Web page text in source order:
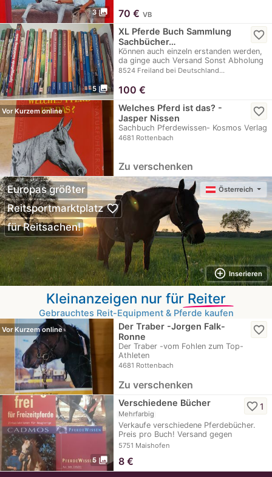
3 photo_library 70 € VB
5 photo_library
XL Pferde Buch Sammlung
Sachbücher…
Können auch einzeln erstanden werden,
da ginge auch Versand Sonst Abholung
8524 Freiland bei Deutschland…
favorite_border
100 €
Vor Kurzem online
Welches Pferd ist das? -
Jasper Nissen
Sachbuch Pferdewissen- Kosmos Verlag
4681 Rottenbach
favorite_border
Zu verschenken
Österreich
Europas größter
Reitsportmarktplatz favorite_border
für Reitsachen!
add_circle_outline Inserieren
Kleinanzeigen nur für Reiter
Gebrauchtes Reit-Equipment & Pferde kaufen
Vor Kurzem online
Der Traber -Jorgen Falk-
Ronne
Der Traber -vom Fohlen zum Top-
Athleten
4681 Rottenbach
favorite_border
Zu verschenken
5 photo_library
Verschiedene Bücher
Mehrfarbig
Verkaufe verschiedene Pferdebücher.
Preis pro Buch! Versand gegen
Kostenübernahme…
5751 Maishofen
favorite_border1
8 €